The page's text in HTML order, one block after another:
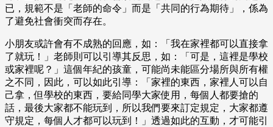
已，規範不是「老師的命令」而是「共同的行為期待」，係為
了避免社會衝突而存在。
小朋友或許會有不成熟的回應，如：「我在家裡都可以直接拿
了就玩！」老師則可以引導其反思，如：「可是，這裡是學校
或家裡呢？」這個年紀的孩童，可能尚未能區分場所與所有權
之不同，因此，可以如此引導：「家裡的東西，家裡人可以自
己拿，但學校的東西，要給同學大家使用，每個人都要搶的
話，最後大家都不能玩到，所以我們要來訂定規定，大家都遵
守規定，每個人才都可以玩到！」透過如此的互動，才可能引